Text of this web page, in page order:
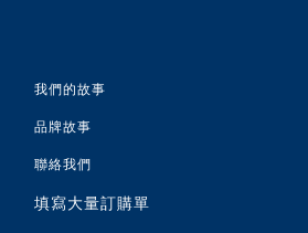
我們的故事
品牌故事
聯絡我們
填寫大量訂購單